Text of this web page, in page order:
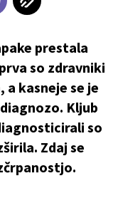
prestala
so zdravniki
a kasneje se je
Kljub
so
Zdaj se